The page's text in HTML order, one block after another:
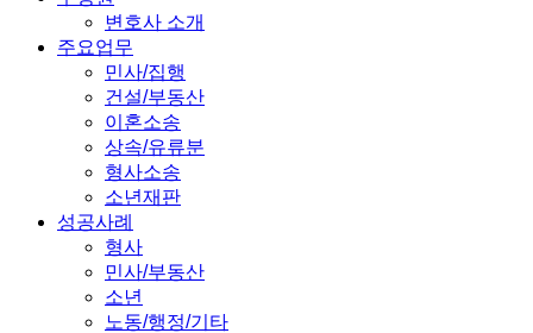
변호사 소개
주요업무
민사/집행
건설/부동산
이혼소송
상속/유류분
형사소송
소년재판
성공사례
형사
민사/부동산
소년
노동/행정/기타